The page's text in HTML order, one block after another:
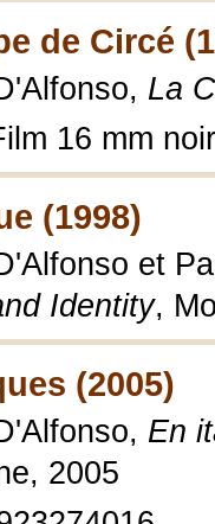
de Circé
La
16 mm
(1998)
et
Identity,
(2005)
En
2005